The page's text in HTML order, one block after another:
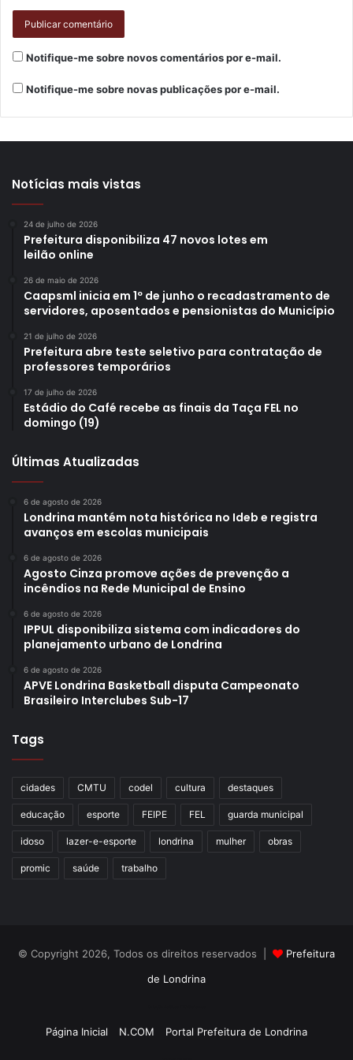
Gostei
Etiquetas assistência social
controladoria geral
Tomada Especial de Contas
Notifique-me sobre novos comentários por e-mail.
Notifique-me sobre novas publicações por e-mail.
Notícias mais vistas
24 de julho de 2026
Prefeitura disponibiliza 47 novos lotes em
leilão online
26 de maio de 2026
Caapsml inicia em 1º de junho o recadastramento de
servidores, aposentados e pensionistas do Município
21 de julho de 2026
Prefeitura abre teste seletivo para contratação de
professores temporários
17 de julho de 2026
Estádio do Café recebe as finais da Taça FEL no
domingo (19)
Últimas Atualizadas
6 de agosto de 2026
Londrina mantém nota histórica no Ideb e registra
avanços em escolas municipais
6 de agosto de 2026
Agosto Cinza promove ações de prevenção a
incêndios na Rede Municipal de Ensino
6 de agosto de 2026
IPPUL disponibiliza sistema com indicadores do
planejamento urbano de Londrina
6 de agosto de 2026
APVE Londrina Basketball disputa Campeonato
Brasileiro Interclubes Sub-17
Tags
cidades CMTU codel cultura destaques
educação esporte FEIPE FEL guarda municipal
idoso lazer-e-esporte londrina mulher obras
promic saúde trabalho
© Copyright 2026, Todos os direitos reservados |
Prefeitura
de Londrina
Página Inicial N.COM Portal Prefeitura de Londrina